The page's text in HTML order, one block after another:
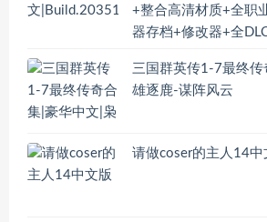
+整合高清材质+全职
器存档+修改器+全
三国群英传1-7最终
雄逐鹿-谋阵风云
请做coser的主人14中